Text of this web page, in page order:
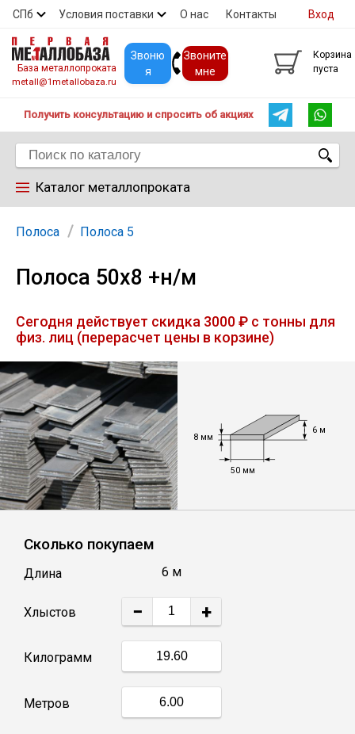
СПб Условия поставки О нас Контакты
Скидки Прайс Покупателям
Вход
База металлопроката
metall@1metallobaza.ru
Звоню
я
Звоните
мне
Корзина
пуста
Получить консультацию и спросить об акциях
Каталог металлопроката
Арматура
Труба профильная
Труба
Лист
Уголок
Балка
Швеллер
Катанка
Полоса Полоса 5
Полоса 50х8 +н/м
Сегодня действует скидка 3000 ₽ с тонны для
физ. лиц (перерасчет цены в корзине)
8 мм
6 м
50 мм
Сколько покупаем
Длина 6 м
Хлыстов − +
Килограмм
Метров